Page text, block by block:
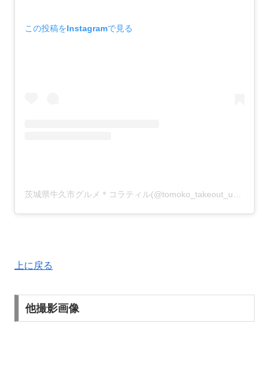
この投稿をInstagramで見る
茨城県牛久市グルメ＊コラティル(@tomoko_takeout_ushiku)がシェアした投稿
上に戻る
他撮影画像